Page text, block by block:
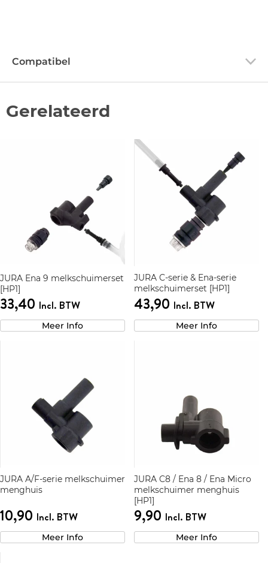
Compatibel
Gerelateerd
JURA Ena 9 melkschuimerset
[HP1]
33,40 Incl. BTW
Meer Info
JURA C-serie & Ena-serie
melkschuimerset [HP1]
43,90 Incl. BTW
Meer Info
JURA A/F-serie melkschuimer
menghuis
10,90 Incl. BTW
Meer Info
JURA C8 / Ena 8 / Ena Micro
melkschuimer menghuis
[HP1]
9,90 Incl. BTW
Meer Info